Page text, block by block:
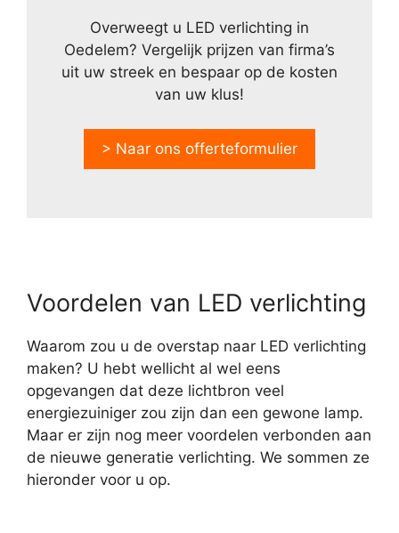
Overweegt u LED verlichting in
Oedelem? Vergelijk prijzen van firma’s
uit uw streek en bespaar op de kosten
van uw klus!
> Naar ons offerteformulier
Voordelen van LED verlichting
Waarom zou u de overstap naar LED verlichting
maken? U hebt wellicht al wel eens
opgevangen dat deze lichtbron veel
energiezuiniger zou zijn dan een gewone lamp.
Maar er zijn nog meer voordelen verbonden aan
de nieuwe generatie verlichting. We sommen ze
hieronder voor u op.